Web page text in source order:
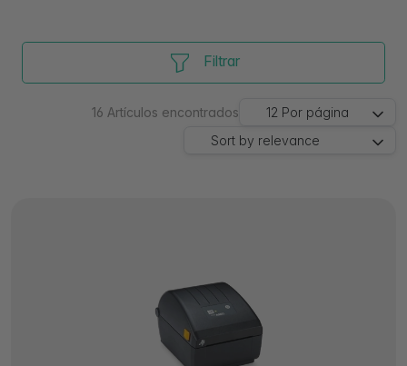
Filtrar
16 Artículos encontrados 12 Por página
Sort by relevance